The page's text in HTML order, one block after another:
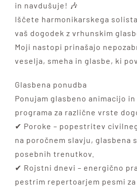
in navdušuje! 🎶
Iščete harmonikarskega
vaš dogodek z vrhunskim
Moji nastopi prinašajo
veselja, smeha in glasbe, ki
Glasbena ponudba
Ponujam glasbeno animacijo
programa za različne vrste
✔ Poroke – popestritev
na poročnem slavju, glasbena
posebnih trenutkov.
✔ Rojstni dnevi – energično
pestrim repertoarjem pesmi za